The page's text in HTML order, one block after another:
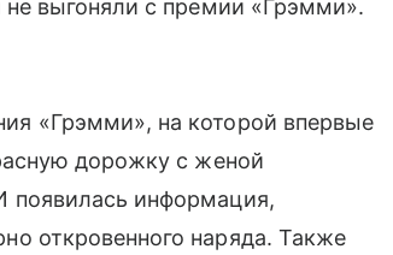
не выгоняли с премии «Грэмми».
«Грэмми», на которой впервые
дорожку с женой
появилась информация,
откровенного наряда. Также